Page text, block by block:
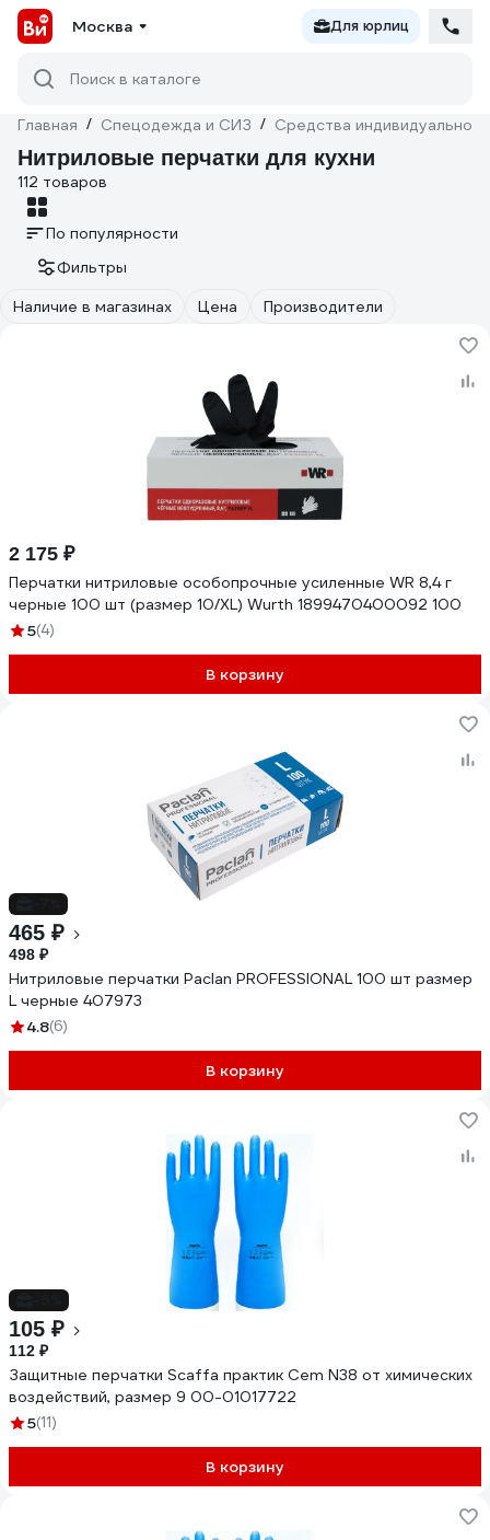
Москва Для юрлиц
Поиск в каталоге
Главная / Спецодежда и СИЗ / Средства индивидуальной
Нитриловые перчатки для кухни
112 товаров
По популярности
Фильтры
Наличие в магазинах
Цена Производители
2 175 ₽
Перчатки нитриловые особопрочные усиленные WR 8,4 г
черные 100 шт (размер 10/XL) Wurth 1899470400092 100
5(4)
В корзину
465 ₽
498 ₽
Нитриловые перчатки Paclan PROFESSIONAL 100 шт размер
L черные 407973
4.8(6)
В корзину
105 ₽
112 ₽
Защитные перчатки Scaffa практик Cem N38 от химических
воздействий, размер 9 00-01017722
5(11)
В корзину